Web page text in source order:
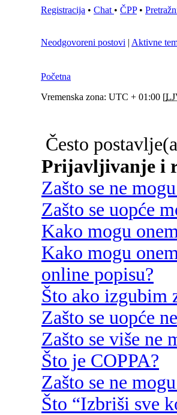
Registracija • Chat • ČPP•
Neodgovoreni postovi | Aktivne
Početna
Vremenska zona: UTC + 01:00 [
Često
Prijavljivanje i
Zašto se ne
Zašto se uopće
Kako mogu
Kako mogu
online popisu?
Što ako izgubim
Zašto se uopće
Zašto se više ne
Što je COPPA?
Zašto se ne
Što “Izbriši sve